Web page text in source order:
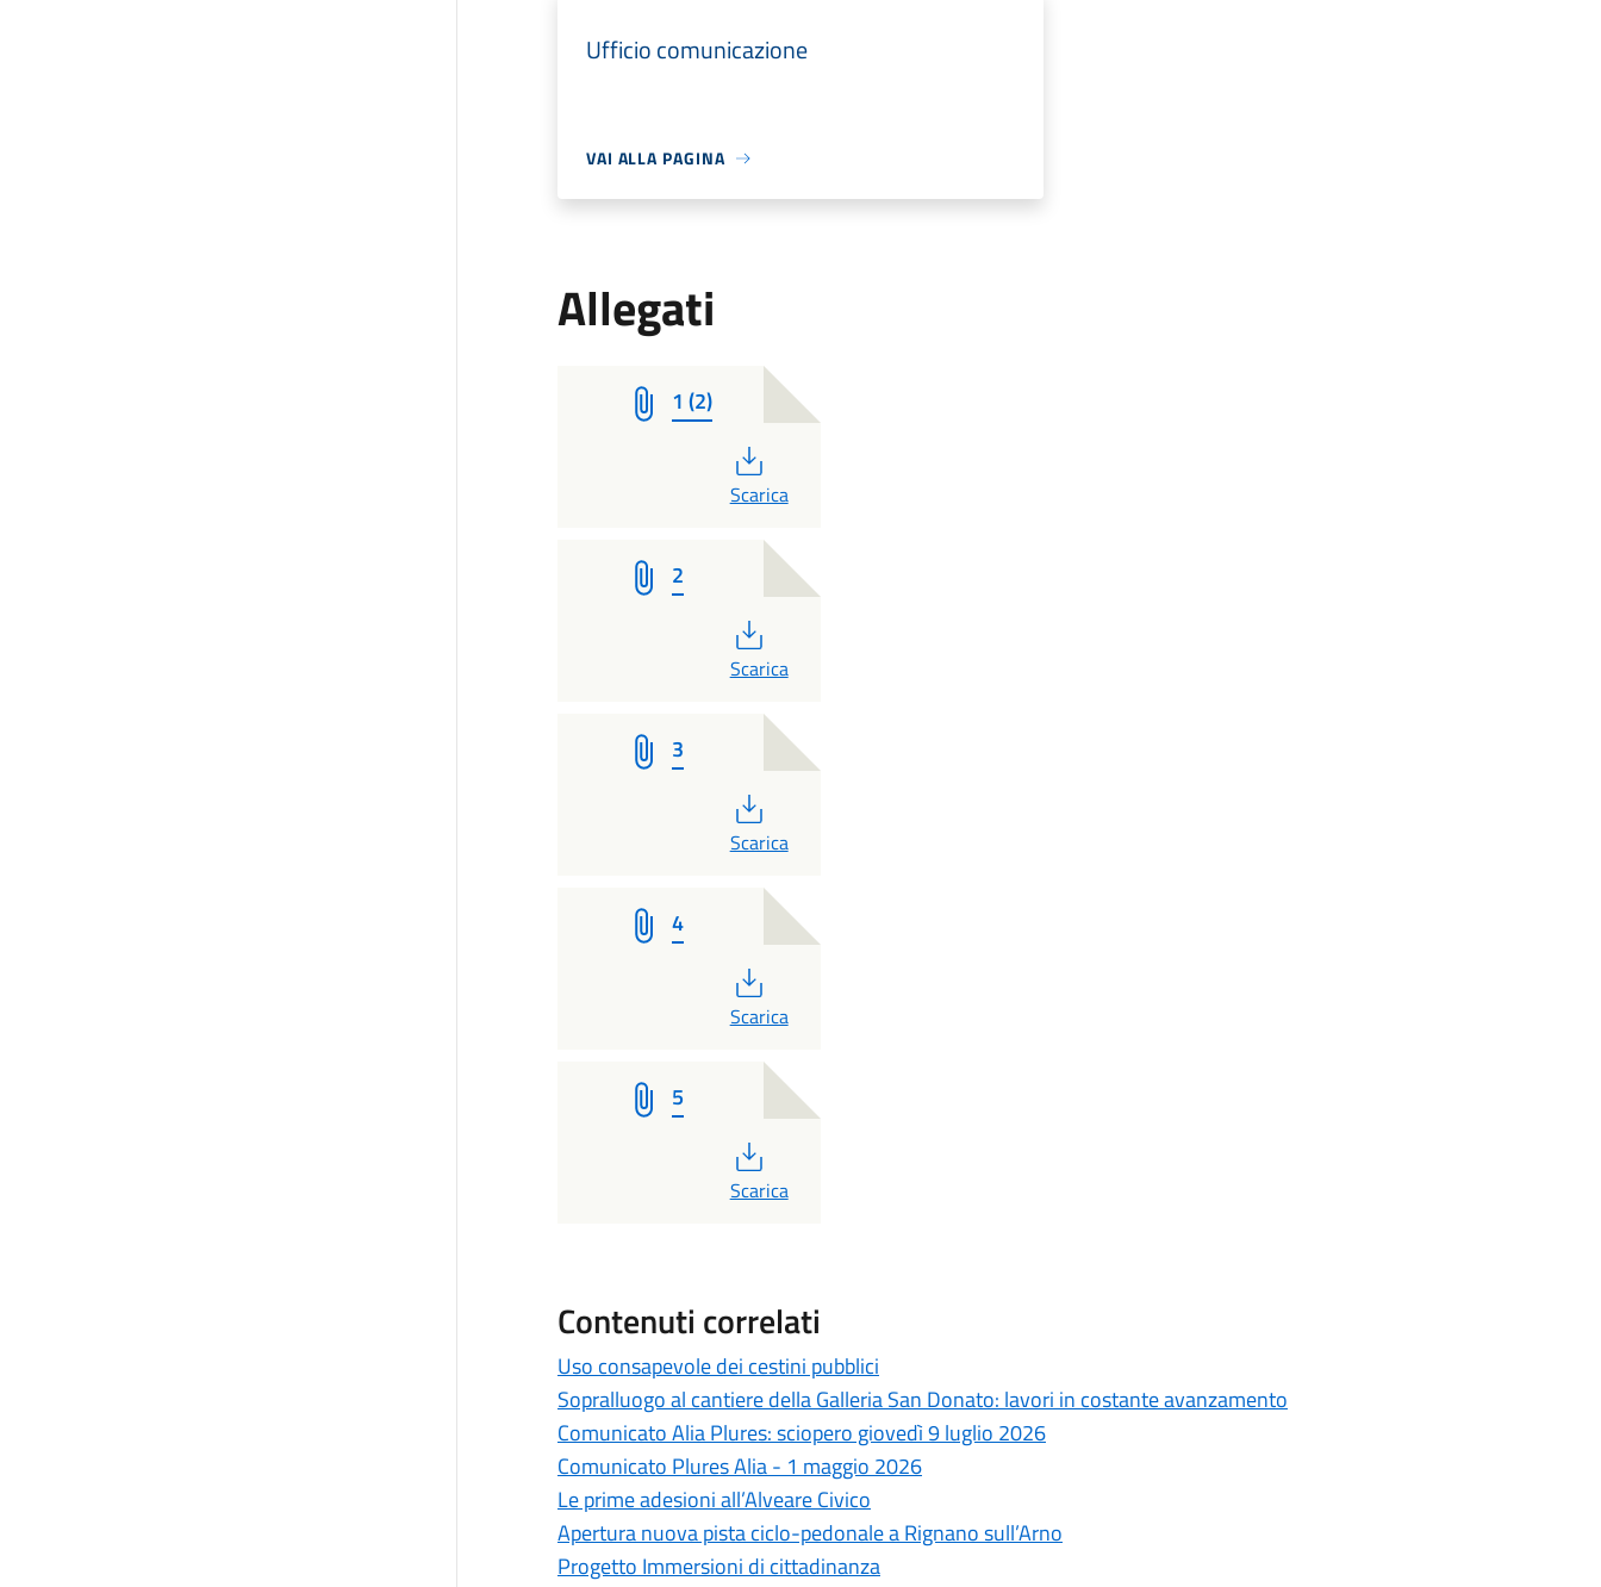
Ufficio comunicazione
VAI ALLA PAGINA
Allegati
1 (2)
PDF
Scarica
2
PDF
Scarica
3
PDF
Scarica
4
PDF
Scarica
5
PDF
Scarica
Contenuti correlati
Uso consapevole dei cestini pubblici
Sopralluogo al cantiere della Galleria San Donato: lavori in costante avanzamento
Comunicato Alia Plures: sciopero giovedì 9 luglio 2026
Comunicato Plures Alia - 1 maggio 2026
Le prime adesioni all’Alveare Civico
Apertura nuova pista ciclo-pedonale a Rignano sull’Arno
Progetto Immersioni di cittadinanza